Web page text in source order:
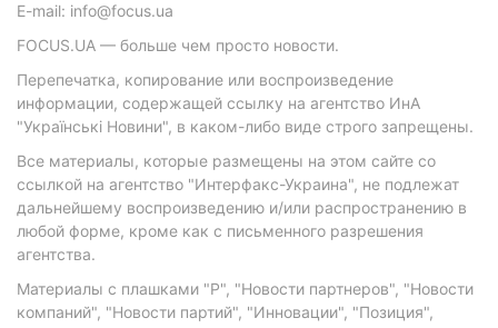
E-mail: info@focus.ua
FOCUS.UA — больше чем просто новости.
Перепечатка, копирование или воспроизведение
информации, содержащей ссылку на агентство ИнА
"Українські Новини", в каком-либо виде строго запрещены.
Все материалы, которые размещены на этом сайте со
ссылкой на агентство "Интерфакс-Украина", не подлежат
дальнейшему воспроизведению и/или распространению в
любой форме, кроме как с письменного разрешения
агентства.
Материалы с плашками "Р", "Новости партнеров", "Новости
компаний", "Новости партий", "Инновации", "Позиция",